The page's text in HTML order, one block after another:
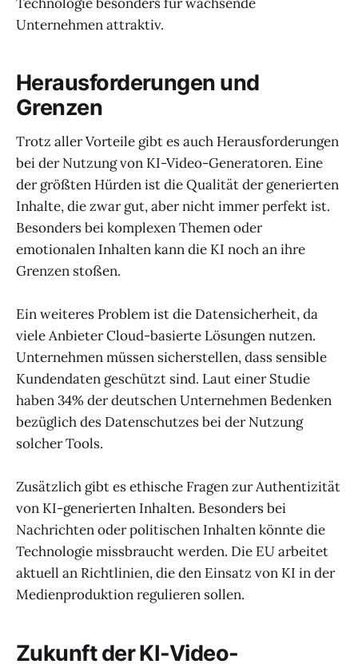
Unternehmen attraktiv.
Herausforderungen und
Grenzen
Trotz aller Vorteile gibt es auch Herausforderungen
bei der Nutzung von KI-Video-Generatoren. Eine
der größten Hürden ist die Qualität der generierten
Inhalte, die zwar gut, aber nicht immer perfekt ist.
Besonders bei komplexen Themen oder
emotionalen Inhalten kann die KI noch an ihre
Grenzen stoßen.
Ein weiteres Problem ist die Datensicherheit, da
viele Anbieter Cloud-basierte Lösungen nutzen.
Unternehmen müssen sicherstellen, dass sensible
Kundendaten geschützt sind. Laut einer Studie
haben 34% der deutschen Unternehmen Bedenken
bezüglich des Datenschutzes bei der Nutzung
solcher Tools.
Zusätzlich gibt es ethische Fragen zur Authentizität
von KI-generierten Inhalten. Besonders bei
Nachrichten oder politischen Inhalten könnte die
Technologie missbraucht werden. Die EU arbeitet
aktuell an Richtlinien, die den Einsatz von KI in der
Medienproduktion regulieren sollen.
Zukunft der KI-Video-